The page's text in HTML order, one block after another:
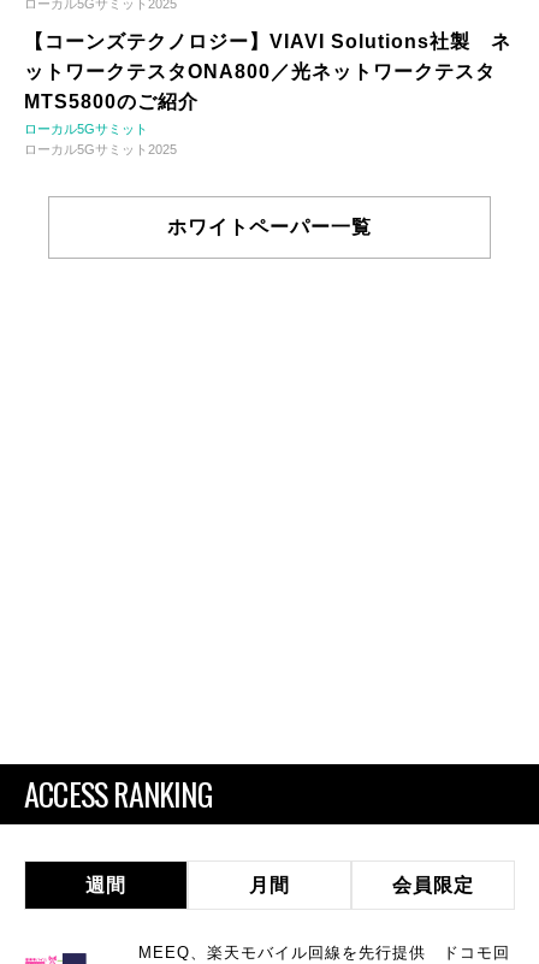
ローカル5Gサミット2025
【コーンズテクノロジー】VIAVI Solutions社製 ネ
ットワークテスタONA800／光ネットワークテスタ
MTS5800のご紹介
ローカル5Gサミット
ローカル5Gサミット2025
ホワイトペーパー一覧
ACCESS RANKING
週間 月間 会員限定
MEEQ、楽天モバイル回線を先行提供 ドコモ回